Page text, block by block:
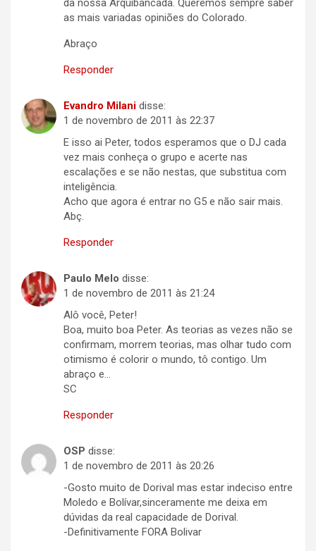
da nossa Arquibancada. Queremos sempre saber
as mais variadas opiniões do Colorado.
Abraço
Responder
Evandro Milani disse:
1 de novembro de 2011 às 22:37
E isso ai Peter, todos esperamos que o DJ cada
vez mais conheça o grupo e acerte nas
escalações e se não nestas, que substitua com
inteligência.
Acho que agora é entrar no G5 e não sair mais.
Abç.
Responder
Paulo Melo disse:
1 de novembro de 2011 às 21:24
Alô você, Peter!
Boa, muito boa Peter. As teorias as vezes não se
confirmam, morrem teorias, mas olhar tudo com
otimismo é colorir o mundo, tô contigo. Um
abraço e…
SC
Responder
OSP disse:
1 de novembro de 2011 às 20:26
-Gosto muito de Dorival mas estar indeciso entre
Moledo e Bolívar,sinceramente me deixa em
dúvidas da real capacidade de Dorival.
-Definitivamente FORA Bolivar